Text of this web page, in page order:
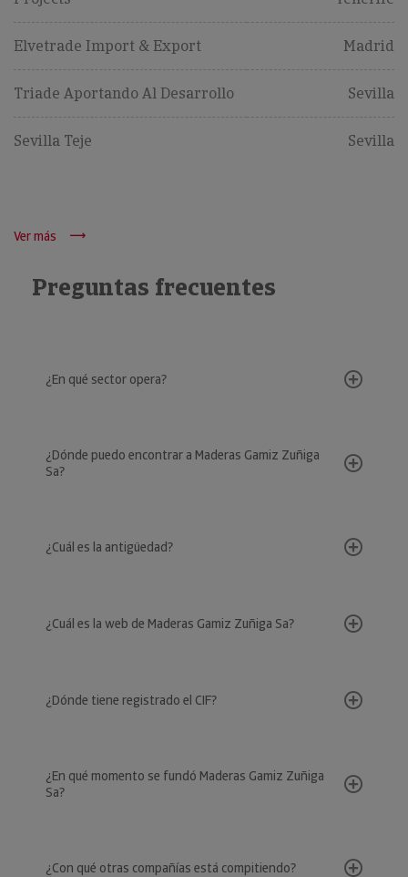
Elvetrade Import & Export Madrid
Triade Aportando Al Desarrollo Sevilla
Sevilla Teje Sevilla
Ver más
Preguntas frecuentes
¿En qué sector opera?
¿Dónde puedo encontrar a Maderas Gamiz Zuñiga
Sa?
¿Cuál es la antigüedad?
¿Cuál es la web de Maderas Gamiz Zuñiga Sa?
¿Dónde tiene registrado el CIF?
¿En qué momento se fundó Maderas Gamiz Zuñiga
Sa?
¿Con qué otras compañías está compitiendo?